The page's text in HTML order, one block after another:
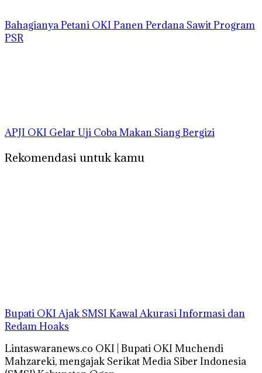
Bahagianya Petani OKI Panen Perdana Sawit Program
PSR
APJI OKI Gelar Uji Coba Makan Siang Bergizi
Rekomendasi untuk kamu
Bupati OKI Ajak SMSI Kawal Akurasi Informasi dan
Redam Hoaks
Lintaswaranews.co OKI | Bupati OKI Muchendi
Mahzareki, mengajak Serikat Media Siber Indonesia